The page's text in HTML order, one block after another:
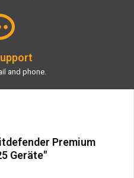
and phone.
Premium
Geräte"